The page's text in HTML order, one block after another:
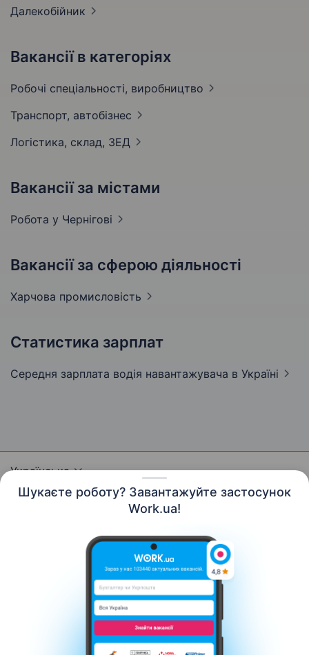
Шукаєте роботу? Завантажуйте застосунок
Work.ua!
Далекобійник
Вакансії в категоріях
Робочі спеціальності, виробництво
Транспорт, автобізнес
Логістика, склад, ЗЕД
Вакансії за містами
Робота у Чернігові
Вакансії за сферою діяльності
Харчова промисловість
Статистика зарплат
Середня зарплата водія навантажувача в Україні
Українська
Контакти Про нас
Кар’єра
Новини Work.ua
Допомога Умови використання
Роботодавцю